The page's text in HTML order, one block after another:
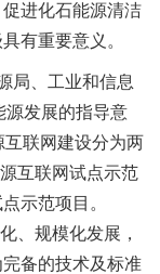
进化石能源清洁
有重要意义。
局、工业和信息
源发展的指导意
互联网建设分为两
互联网试点示范
示范项目。
、规模化发展，
备的技术及标准